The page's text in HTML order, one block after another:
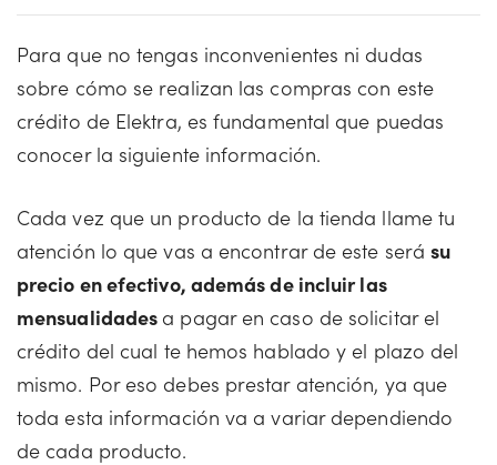
Para que no tengas inconvenientes ni dudas
sobre cómo se realizan las compras con este
crédito de Elektra, es fundamental que puedas
conocer la siguiente información.
Cada vez que un producto de la tienda llame tu
atención lo que vas a encontrar de este serásu
precio en efectivo, además de incluir las
mensualidades a pagar en caso de solicitar el
crédito del cual te hemos hablado y el plazo del
mismo. Por eso debes prestar atención, ya que
toda esta información va a variar dependiendo
de cada producto.